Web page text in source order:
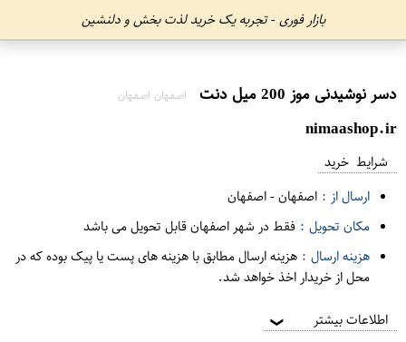
بازار فوری - تجربه یک خرید لذت بخش و دلنشین
دسر نوشیدنی موز 200 میل دنت اصفهان اصفهان
nimaashop.ir
شرایط خرید
ارسال از : اصفهان-اصفهان
مکان تحویل : فقط در شهر اصفهان قابل تحویل می باشد
هزینه ارسال : هزینه ارسال مطابق با هزینه های پست یا پیک بوده که در
محل از خریدار اخذ خواهد شد.
اطلاعات بیشتر ❯